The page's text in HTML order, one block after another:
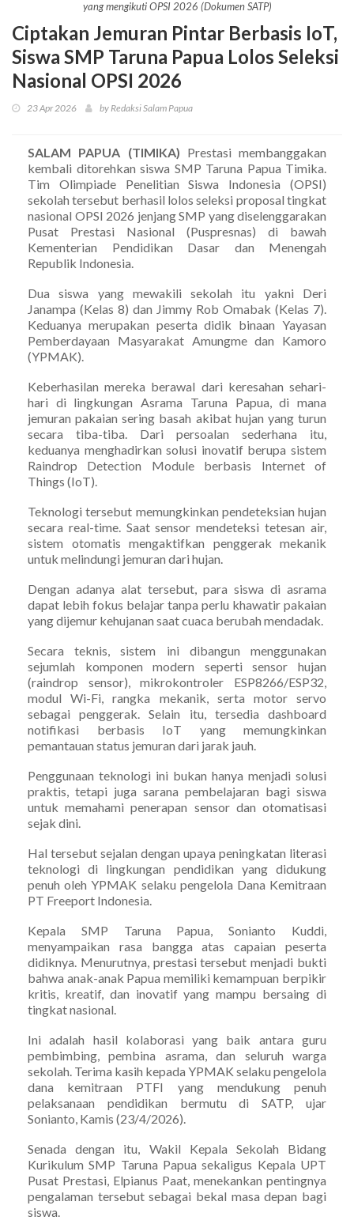
yang mengikuti OPSI 2026 (Dokumen SATP)
Ciptakan Jemuran Pintar Berbasis IoT,
Siswa SMP Taruna Papua Lolos Seleksi
Nasional OPSI 2026
23 Apr 2026 by Redaksi Salam Papua
SALAM PAPUA (TIMIKA) Prestasi membanggakan
kembali ditorehkan siswa SMP Taruna Papua Timika.
Tim Olimpiade Penelitian Siswa Indonesia (OPSI)
sekolah tersebut berhasil lolos seleksi proposal tingkat
nasional OPSI 2026 jenjang SMP yang diselenggarakan
Pusat Prestasi Nasional (Puspresnas) di bawah
Kementerian Pendidikan Dasar dan Menengah
Republik Indonesia.
Dua siswa yang mewakili sekolah itu yakni Deri
Janampa (Kelas 8) dan Jimmy Rob Omabak (Kelas 7).
Keduanya merupakan peserta didik binaan Yayasan
Pemberdayaan Masyarakat Amungme dan Kamoro
(YPMAK).
Keberhasilan mereka berawal dari keresahan sehari-
hari di lingkungan Asrama Taruna Papua, di mana
jemuran pakaian sering basah akibat hujan yang turun
secara tiba-tiba. Dari persoalan sederhana itu,
keduanya menghadirkan solusi inovatif berupa sistem
Raindrop Detection Module berbasis Internet of
Things (IoT).
Teknologi tersebut memungkinkan pendeteksian hujan
secara real-time. Saat sensor mendeteksi tetesan air,
sistem otomatis mengaktifkan penggerak mekanik
untuk melindungi jemuran dari hujan.
Dengan adanya alat tersebut, para siswa di asrama
dapat lebih fokus belajar tanpa perlu khawatir pakaian
yang dijemur kehujanan saat cuaca berubah mendadak.
Secara teknis, sistem ini dibangun menggunakan
sejumlah komponen modern seperti sensor hujan
(raindrop sensor), mikrokontroler ESP8266/ESP32,
modul Wi-Fi, rangka mekanik, serta motor servo
sebagai penggerak. Selain itu, tersedia dashboard
notifikasi berbasis IoT yang memungkinkan
pemantauan status jemuran dari jarak jauh.
Penggunaan teknologi ini bukan hanya menjadi solusi
praktis, tetapi juga sarana pembelajaran bagi siswa
untuk memahami penerapan sensor dan otomatisasi
sejak dini.
Hal tersebut sejalan dengan upaya peningkatan literasi
teknologi di lingkungan pendidikan yang didukung
penuh oleh YPMAK selaku pengelola Dana Kemitraan
PT Freeport Indonesia.
Kepala SMP Taruna Papua, Sonianto Kuddi,
menyampaikan rasa bangga atas capaian peserta
didiknya. Menurutnya, prestasi tersebut menjadi bukti
bahwa anak-anak Papua memiliki kemampuan berpikir
kritis, kreatif, dan inovatif yang mampu bersaing di
tingkat nasional.
Ini adalah hasil kolaborasi yang baik antara guru
pembimbing, pembina asrama, dan seluruh warga
sekolah. Terima kasih kepada YPMAK selaku pengelola
dana kemitraan PTFI yang mendukung penuh
pelaksanaan pendidikan bermutu di SATP, ujar
Sonianto, Kamis (23/4/2026).
Senada dengan itu, Wakil Kepala Sekolah Bidang
Kurikulum SMP Taruna Papua sekaligus Kepala UPT
Pusat Prestasi, Elpianus Paat, menekankan pentingnya
pengalaman tersebut sebagai bekal masa depan bagi
siswa.